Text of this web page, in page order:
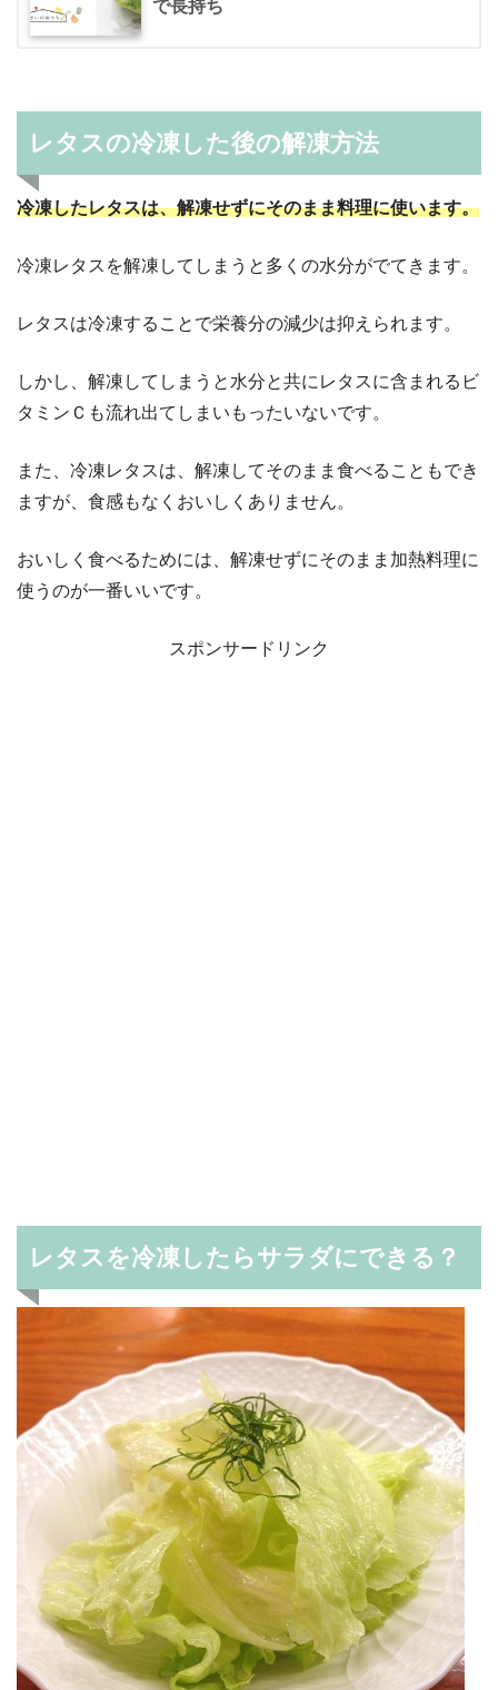
で長持ち
レタスの冷凍した後の解凍方法
冷凍したレタスは、解凍せずにそのまま料理に使います。
冷凍レタスを解凍してしまうと多くの水分がでてきます。
レタスは冷凍することで栄養分の減少は抑えられます。
しかし、解凍してしまうと水分と共にレタスに含まれるビ
タミンＣも流れ出てしまいもったいないです。
また、冷凍レタスは、解凍してそのまま食べることもでき
ますが、食感もなくおいしくありません。
おいしく食べるためには、解凍せずにそのまま加熱料理に
使うのが一番いいです。
スポンサードリンク
レタスを冷凍したらサラダにできる？